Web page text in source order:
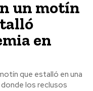
un motín
en
que estalló en una
los reclusos